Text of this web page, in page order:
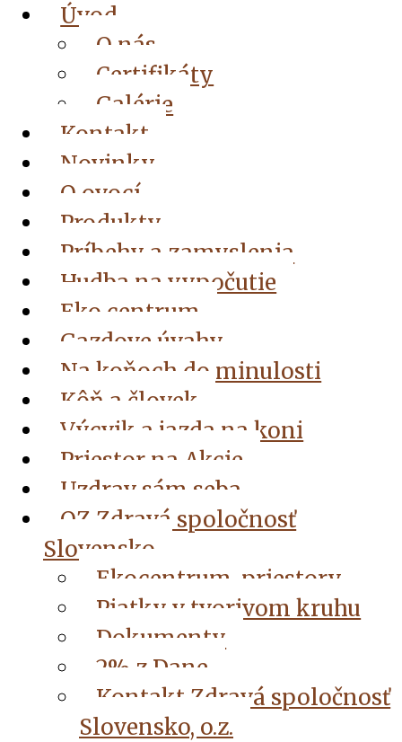
Úvod
O nás
Certifikáty
Galérie
Kontakt
Novinky
O ovocí
Produkty
Príbehy a zamyslenia
Hudba na vypočutie
Eko centrum
Gazdove úvahy
Na koňoch do minulosti
Kôň a človek
Výcvik a jazda na koni
Priestor na Akcie
Uzdrav sám seba
OZ Zdravá spoločnosť
Slovensko
Ekocentrum, priestory
Piatky v tvorivom kruhu
Dokumenty
2% z Dane
Kontakt Zdravá spoločnosť
Slovensko, o.z.